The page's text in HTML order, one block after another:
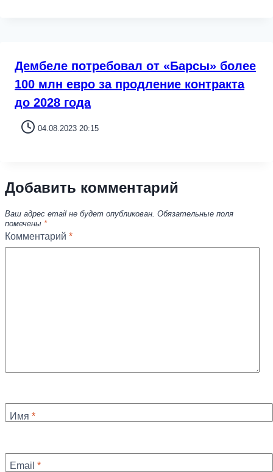
Дембеле потребовал от «Барсы» более
100 млн евро за продление контракта
до 2028 года
04.08.2023 20:15
Добавить комментарий
Ваш адрес email не будет опубликован. Обязательные поля
помечены *
Комментарий *
Имя *
Email *